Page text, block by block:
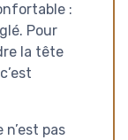
:
Pour
la tête
pas